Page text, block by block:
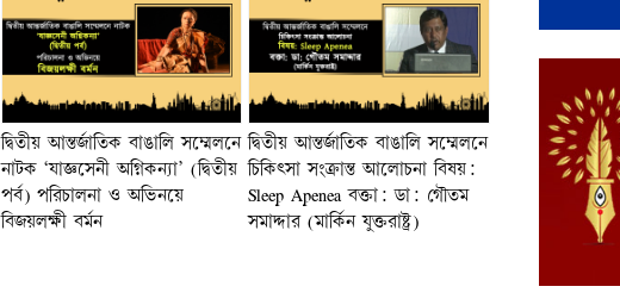
দ্বিতীয় আন্তর্জাতিক বাঙালি সম্মেলনে
নাটক ‘যাজ্ঞসেনী অগ্নিকন্যা’ (দ্বিতীয়
পর্ব) পরিচালনা ও অভিনয়ে
বিজয়লক্ষী বর্মন
দ্বিতীয় আন্তর্জাতিক বাঙালি সম্মেলনে
চিকিৎসা সংক্রান্ত আলোচনা বিষয়:
Sleep Apenea বক্তা: ডা: গৌতম
সমাদ্দার (মার্কিন যুক্তরাষ্ট্র)